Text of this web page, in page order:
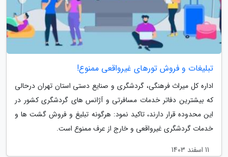
تبلیغات و فروش تورهای غیرواقعی ممنوع!
اداره کل میراث فرهنگی، گردشگری و صنایع دستی استان تهران درحالی
که بیشترین دفاتر خدمات مسافرتی و آژانس های گردشگری کشور در
این محدوده قرار دارند، تاکید نمود: هرگونه تبلیغ و فروش گشت ها و
خدمات گردشگری غیرواقعی و خارج از عرف ممنوع است.
11 اسفند 1403